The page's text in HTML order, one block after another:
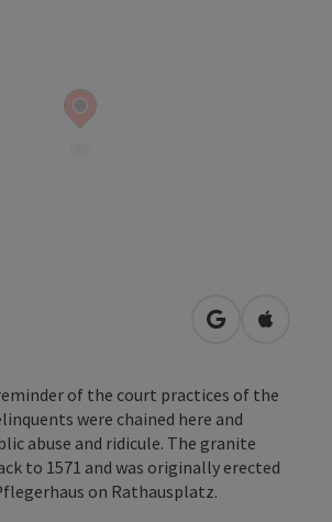
open inOpen in
of the court practices of the
were chained here and
abuse and ridicule. The granite
to 1571 and was originally erected
on Rathausplatz.